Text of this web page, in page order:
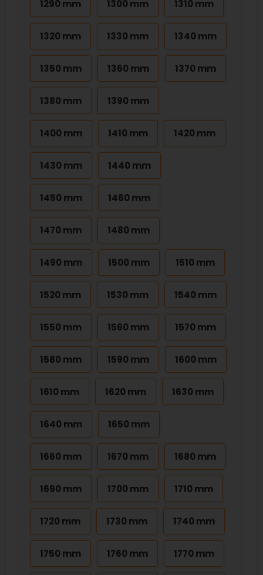
1290 mm 1300 mm 1310 mm
1320 mm 1330 mm 1340 mm
1350 mm 1360 mm 1370 mm
1380 mm 1390 mm
1400 mm 1410 mm 1420 mm
1430 mm 1440 mm
1450 mm 1460 mm
1470 mm 1480 mm
1490 mm 1500 mm 1510 mm
1520 mm 1530 mm 1540 mm
1550 mm 1560 mm 1570 mm
1580 mm 1590 mm 1600 mm
1610 mm 1620 mm 1630 mm
1640 mm 1650 mm
1660 mm 1670 mm 1680 mm
1690 mm 1700 mm 1710 mm
1720 mm 1730 mm 1740 mm
1750 mm 1760 mm 1770 mm